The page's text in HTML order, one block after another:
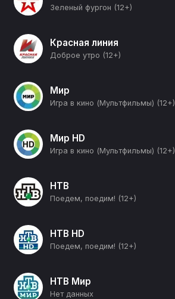
Зеленый фургон (12+)
Красная линия
Доброе утро (12+)
Мир
Игра в кино (Мультфильмы) (12+)
Мир HD
Игра в кино (Мультфильмы) (12+)
НТВ
Поедем, поедим! (12+)
НТВ HD
Поедем, поедим! (12+)
НТВ Мир
Нет данных